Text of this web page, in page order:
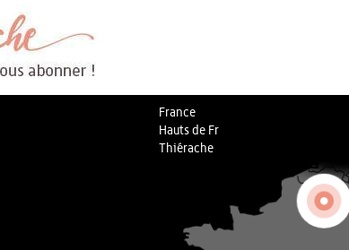
France
Hauts de Fr
Thiérache